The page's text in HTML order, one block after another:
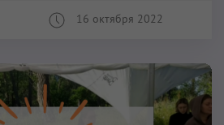
16 октября 2022